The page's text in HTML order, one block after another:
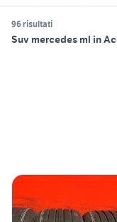
96 risultati
Suv mercedes ml in